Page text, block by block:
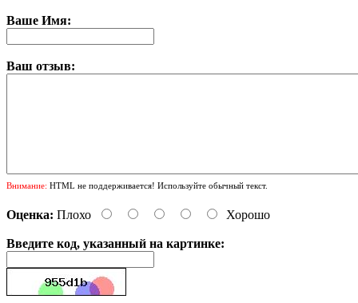
Ваше Имя:
Ваш отзыв:
Внимание: HTML не поддерживается! Используйте обычный текст.
Оценка: Плохо Хорошо
Введите код, указанный на картинке: